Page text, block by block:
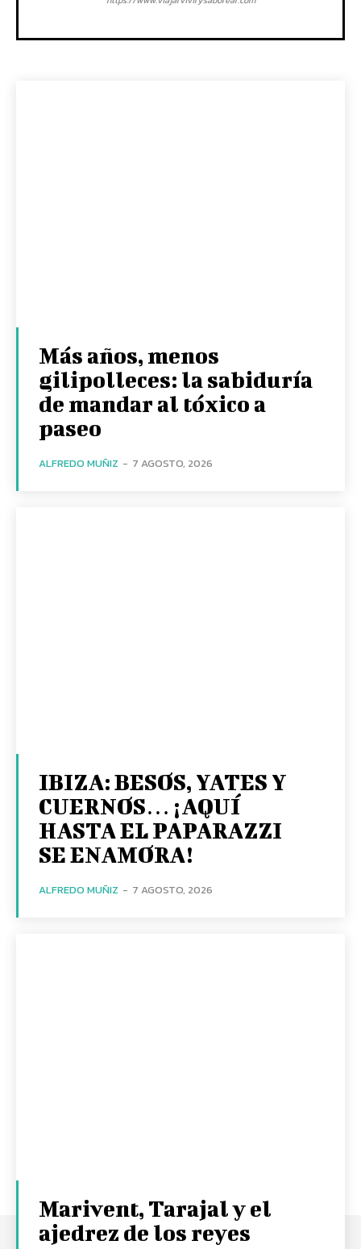
Más años, menos
gilipolleces: la sabiduría
de mandar al tóxico a
paseo
ALFREDO MUÑIZ - 7 AGOSTO, 2026
IBIZA: BESOS, YATES Y
CUERNOS… ¡AQUÍ
HASTA EL PAPARAZZI
SE ENAMORA!
ALFREDO MUÑIZ - 7 AGOSTO, 2026
Marivent, Tarajal y el
ajedrez de los reyes